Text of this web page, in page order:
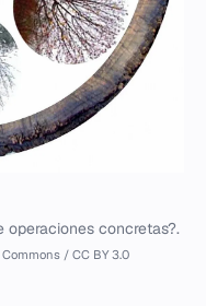
operaciones concretas?.
/ CC BY 3.0